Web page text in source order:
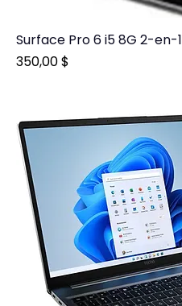
Surface Pro 6 i5 8G 2-en-1
Prix
350,00 $